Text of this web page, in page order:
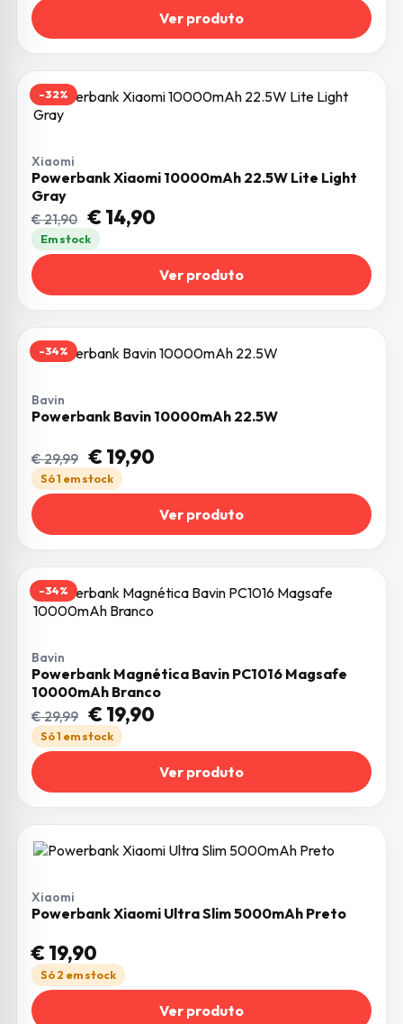
Ver produto
-32%
Xiaomi
Powerbank Xiaomi 10000mAh 22.5W Lite Light
Gray
€21,90 O preço original era: € 21,90.
€14,90
Em stock
Ver produto
-34%
Bavin
Powerbank Bavin 10000mAh 22.5W
€29,99 O preço original era: € 29,99.
€19,90
Só 1 em stock
Ver produto
-34%
Bavin
Powerbank Magnética Bavin PC1016 Magsafe
10000mAh Branco
€29,99 O preço original era: € 29,99.
€19,90
Só 1 em stock
Ver produto
Xiaomi
Powerbank Xiaomi Ultra Slim 5000mAh Preto
€19,90
Só 2 em stock
Ver produto